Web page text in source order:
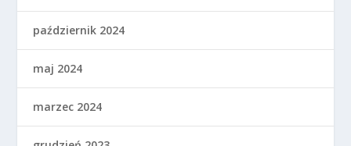
październik 2024
maj 2024
marzec 2024